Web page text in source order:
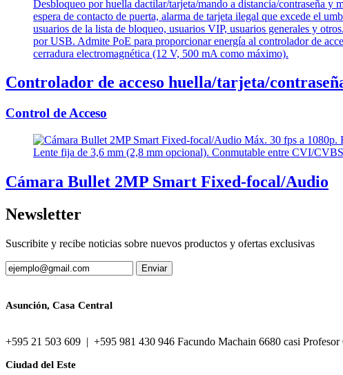
Controlador de acceso huella/tarjeta/
Control de Acceso
Cámara Bullet 2MP Smart Fixed-focal/Audio
Newsletter
Suscribite y recibe noticias sobre nuevos productos y ofertas exclusivas
Asunción, Casa Central
+595 21 503 609 | +595 981 430 946 Facundo Machain 6680 casi
Ciudad del Este